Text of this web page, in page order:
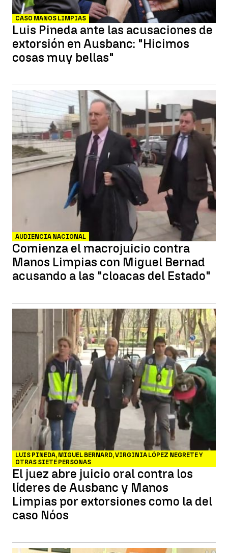
CASO MANOS LIMPIAS
Luis Pineda ante las acusaciones de
extorsión en Ausbanc: "Hicimos
cosas muy bellas"
AUDIENCIA NACIONAL
Comienza el macrojuicio contra
Manos Limpias con Miguel Bernad
acusando a las "cloacas del Estado"
LUIS PINEDA, MIGUEL BERNARD, VIRGINIA LÓPEZ NEGRETE Y
OTRAS SIETE PERSONAS
El juez abre juicio oral contra los
líderes de Ausbanc y Manos
Limpias por extorsiones como la del
caso Nóos